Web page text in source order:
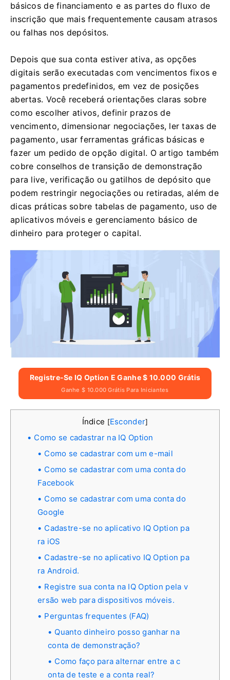
básicos de financiamento e as partes do fluxo de
inscrição que mais frequentemente causam atrasos
ou falhas nos depósitos.
Depois que sua conta estiver ativa, as opções
digitais serão executadas com vencimentos fixos e
pagamentos predefinidos, em vez de posições
abertas. Você receberá orientações claras sobre
como escolher ativos, definir prazos de
vencimento, dimensionar negociações, ler taxas de
pagamento, usar ferramentas gráficas básicas e
fazer um pedido de opção digital. O artigo também
cobre conselhos de transição de demonstração
para live, verificação ou gatilhos de depósito que
podem restringir negociações ou retiradas, além de
dicas práticas sobre tabelas de pagamento, uso de
aplicativos móveis e gerenciamento básico de
dinheiro para proteger o capital.
Registre-Se IQ Option E Ganhe $ 10.000 Grátis
Ganhe $ 10.000 Grátis Para Iniciantes
Índice [Esconder]
Como se cadastrar na IQ Option
Como se cadastrar com um e-mail
Como se cadastrar com uma conta do
Facebook
Como se cadastrar com uma conta do
Google
Cadastre-se no aplicativo IQ Option pa
ra iOS
Cadastre-se no aplicativo IQ Option pa
ra Android.
Registre sua conta na IQ Option pela v
ersão web para dispositivos móveis.
Perguntas frequentes (FAQ)
Quanto dinheiro posso ganhar na
conta de demonstração?
Como faço para alternar entre a c
onta de teste e a conta real?